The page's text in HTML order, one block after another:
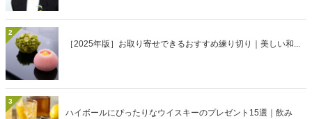
2
［2025年版］お取り寄せできるおすすめ練り切り｜美しい和...
3
ハイボールにぴったりなウイスキーのプレゼント15選｜飲み